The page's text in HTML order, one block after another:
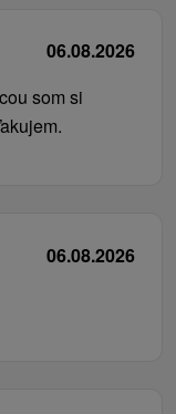
06.08.2026
som si
06.08.2026